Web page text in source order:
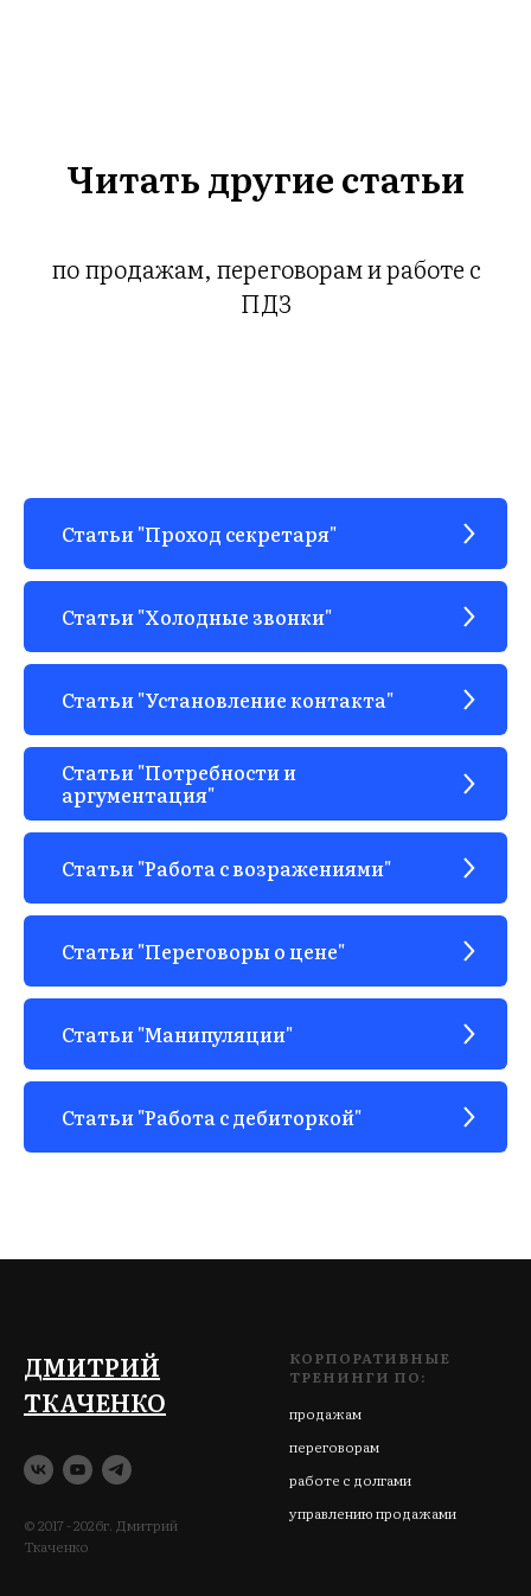
Читать другие статьи
по продажам, переговорам и работе с
ПДЗ
Статьи "Проход секретаря"
Статьи "Холодные звонки"
Статьи "Установление контакта"
Статьи "Потребности и
аргументация"
Статьи "Работа с возражениями"
Статьи "Переговоры о цене"
Статьи "Манипуляции"
Статьи "Работа с дебиторкой"
ДМИТРИЙ
ТКАЧЕНКО
© 2017 - 2026г. Дмитрий
Ткаченко
КОРПОРАТИВНЫЕ
ТРЕНИНГИ ПО:
продажам
переговорам
работе с долгами
управлению продажами